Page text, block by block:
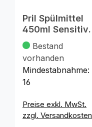
Pril Spülmittel
450ml Sensitiv
Aloe Vera
Bestand
vorhanden
Mindestabnahme:
16
Preise exkl. MwSt.
zzgl. Versandkosten